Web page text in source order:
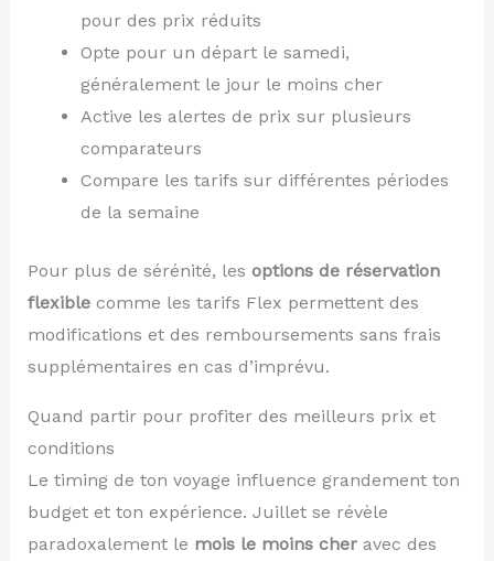
pour des prix réduits
Opte pour un départ le samedi,
généralement le jour le moins cher
Active les alertes de prix sur plusieurs
comparateurs
Compare les tarifs sur différentes périodes
de la semaine
Pour plus de sérénité, les options de réservation
flexiblecomme les tarifs Flex permettent des
modifications et des remboursements sans frais
supplémentaires en cas d’imprévu.
Quand partir pour profiter des meilleurs prix et
conditions
Le timing de ton voyage influence grandement ton
budget et ton expérience. Juillet se révèle
paradoxalement le mois le moins cheravec des